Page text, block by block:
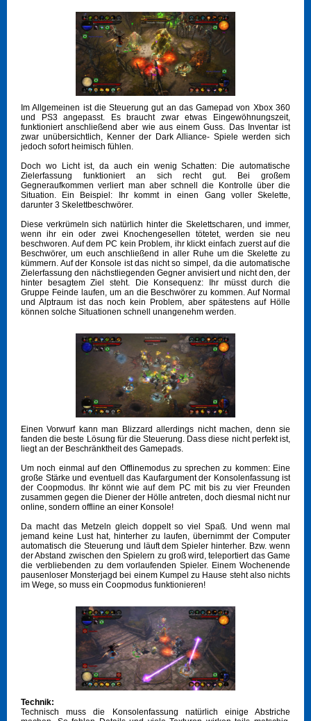
Im Allgemeinen ist die Steuerung gut an das Gamepad von Xbox 360
und PS3 angepasst. Es braucht zwar etwas Eingewöhnungszeit,
funktioniert anschließend aber wie aus einem Guss. Das Inventar ist
zwar unübersichtlich, Kenner der Dark Alliance- Spiele werden sich
jedoch sofort heimisch fühlen.
Doch wo Licht ist, da auch ein wenig Schatten: Die automatische
Zielerfassung funktioniert an sich recht gut. Bei großem
Gegneraufkommen verliert man aber schnell die Kontrolle über die
Situation. Ein Beispiel: Ihr kommt in einen Gang voller Skelette,
darunter 3 Skelettbeschwörer.
Diese verkrümeln sich natürlich hinter die Skelettscharen, und immer,
wenn ihr ein oder zwei Knochengesellen tötetet, werden sie neu
beschworen. Auf dem PC kein Problem, ihr klickt einfach zuerst auf die
Beschwörer, um euch anschließend in aller Ruhe um die Skelette zu
kümmern. Auf der Konsole ist das nicht so simpel, da die automatische
Zielerfassung den nächstliegenden Gegner anvisiert und nicht den, der
hinter besagtem Ziel steht. Die Konsequenz: Ihr müsst durch die
Gruppe Feinde laufen, um an die Beschwörer zu kommen. Auf Normal
und Alptraum ist das noch kein Problem, aber spätestens auf Hölle
können solche Situationen schnell unangenehm werden.
Einen Vorwurf kann man Blizzard allerdings nicht machen, denn sie
fanden die beste Lösung für die Steuerung. Dass diese nicht perfekt ist,
liegt an der Beschränktheit des Gamepads.
Um noch einmal auf den Offlinemodus zu sprechen zu kommen: Eine
große Stärke und eventuell das Kaufargument der Konsolenfassung ist
der Coopmodus. Ihr könnt wie auf dem PC mit bis zu vier Freunden
zusammen gegen die Diener der Hölle antreten, doch diesmal nicht nur
online, sondern offline an einer Konsole!
Da macht das Metzeln gleich doppelt so viel Spaß. Und wenn mal
jemand keine Lust hat, hinterher zu laufen, übernimmt der Computer
automatisch die Steuerung und läuft dem Spieler hinterher. Bzw. wenn
der Abstand zwischen den Spielern zu groß wird, teleportiert das Game
die verbliebenden zu dem vorlaufenden Spieler. Einem Wochenende
pausenloser Monsterjagd bei einem Kumpel zu Hause steht also nichts
im Wege, so muss ein Coopmodus funktionieren!
Technik:
Technisch muss die Konsolenfassung natürlich einige Abstriche